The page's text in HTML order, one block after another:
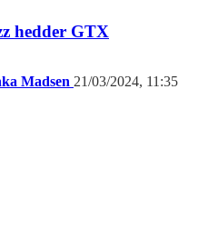
hedder GTX
Madsen 21/03/2024, 11:35